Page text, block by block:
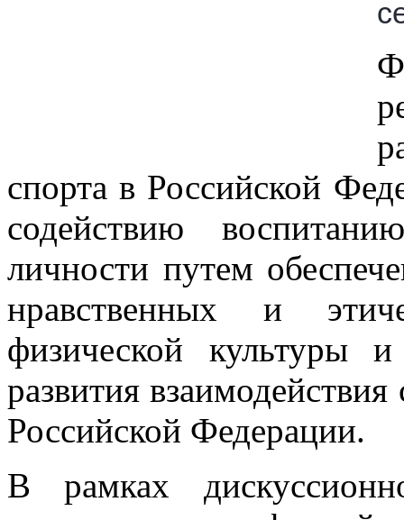
спорта в Российской
содействию
личности путем
нравственных и
физической культуры
развития
Российской Федерации.
В рамках